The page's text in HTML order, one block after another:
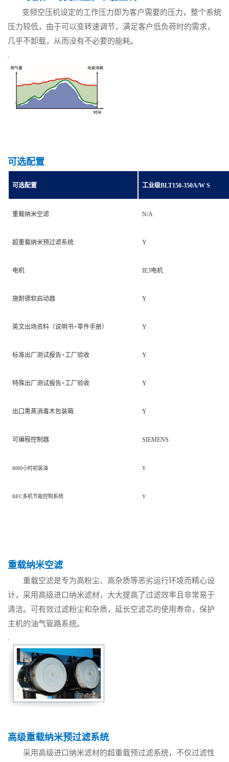
变频空压机设定的工作压力即为客户需要的压力，整个系统
压力较低，由于可以变转速调节，满足客户低负荷时的需求，
几乎不卸载，从而没有不必要的能耗。
可选配置
可选配置 工业级BLT150-350A/W S
重载纳米空滤 N/A
超重载纳米预过滤系统 Y
电机 IE3电机
施耐德软启动器 Y
英文出场资料（说明书+零件手册） Y
标准出厂测试报告+工厂验收 Y
特殊出厂测试报告+工厂验收 Y
出口熏蒸消毒木包装箱 Y
可编程控制器 SIEMENS
8000小时初装油 Y
BEC多机节能控制系统 Y
重载纳米空滤
重载空滤是专为高粉尘、高杂质等恶劣运行环境而精心设
计，采用高级进口纳米滤材，大大提高了过滤效率且非常易于
清洁。可有效过滤粉尘和杂质，延长空滤芯的使用寿命，保护
主机的油气管路系统。
高级重载纳米预过滤系统
采用高级进口纳米滤材的超重载预过滤系统，不仅过滤性